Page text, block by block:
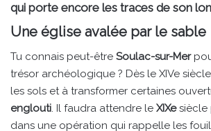
qui porte encore les traces de son
Une église avalée par le sable
Tu connais peut-être Soulac-sur-Mer
trésor archéologique ? Dès le XIVe
les sols et à transformer certaines
englouti. Il faudra attendre le XIXesiècle
dans une opération qui rappelle les